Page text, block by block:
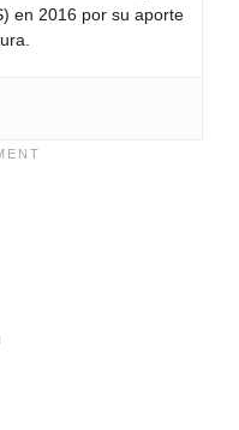
en 2016 por su aporte